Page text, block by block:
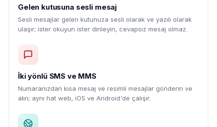
Gelen kutusuna sesli mesaj
Sesli mesajlar gelen kutunuza sesli olarak ve yazılı olarak
ulaşır; ister okuyun ister dinleyin, cevapsız mesaj olmaz.
İki yönlü SMS ve MMS
Numaranızdan kısa mesaj ve resimli mesajlar gönderin ve
alın; aynı hat web, iOS ve Android'de çalışır.